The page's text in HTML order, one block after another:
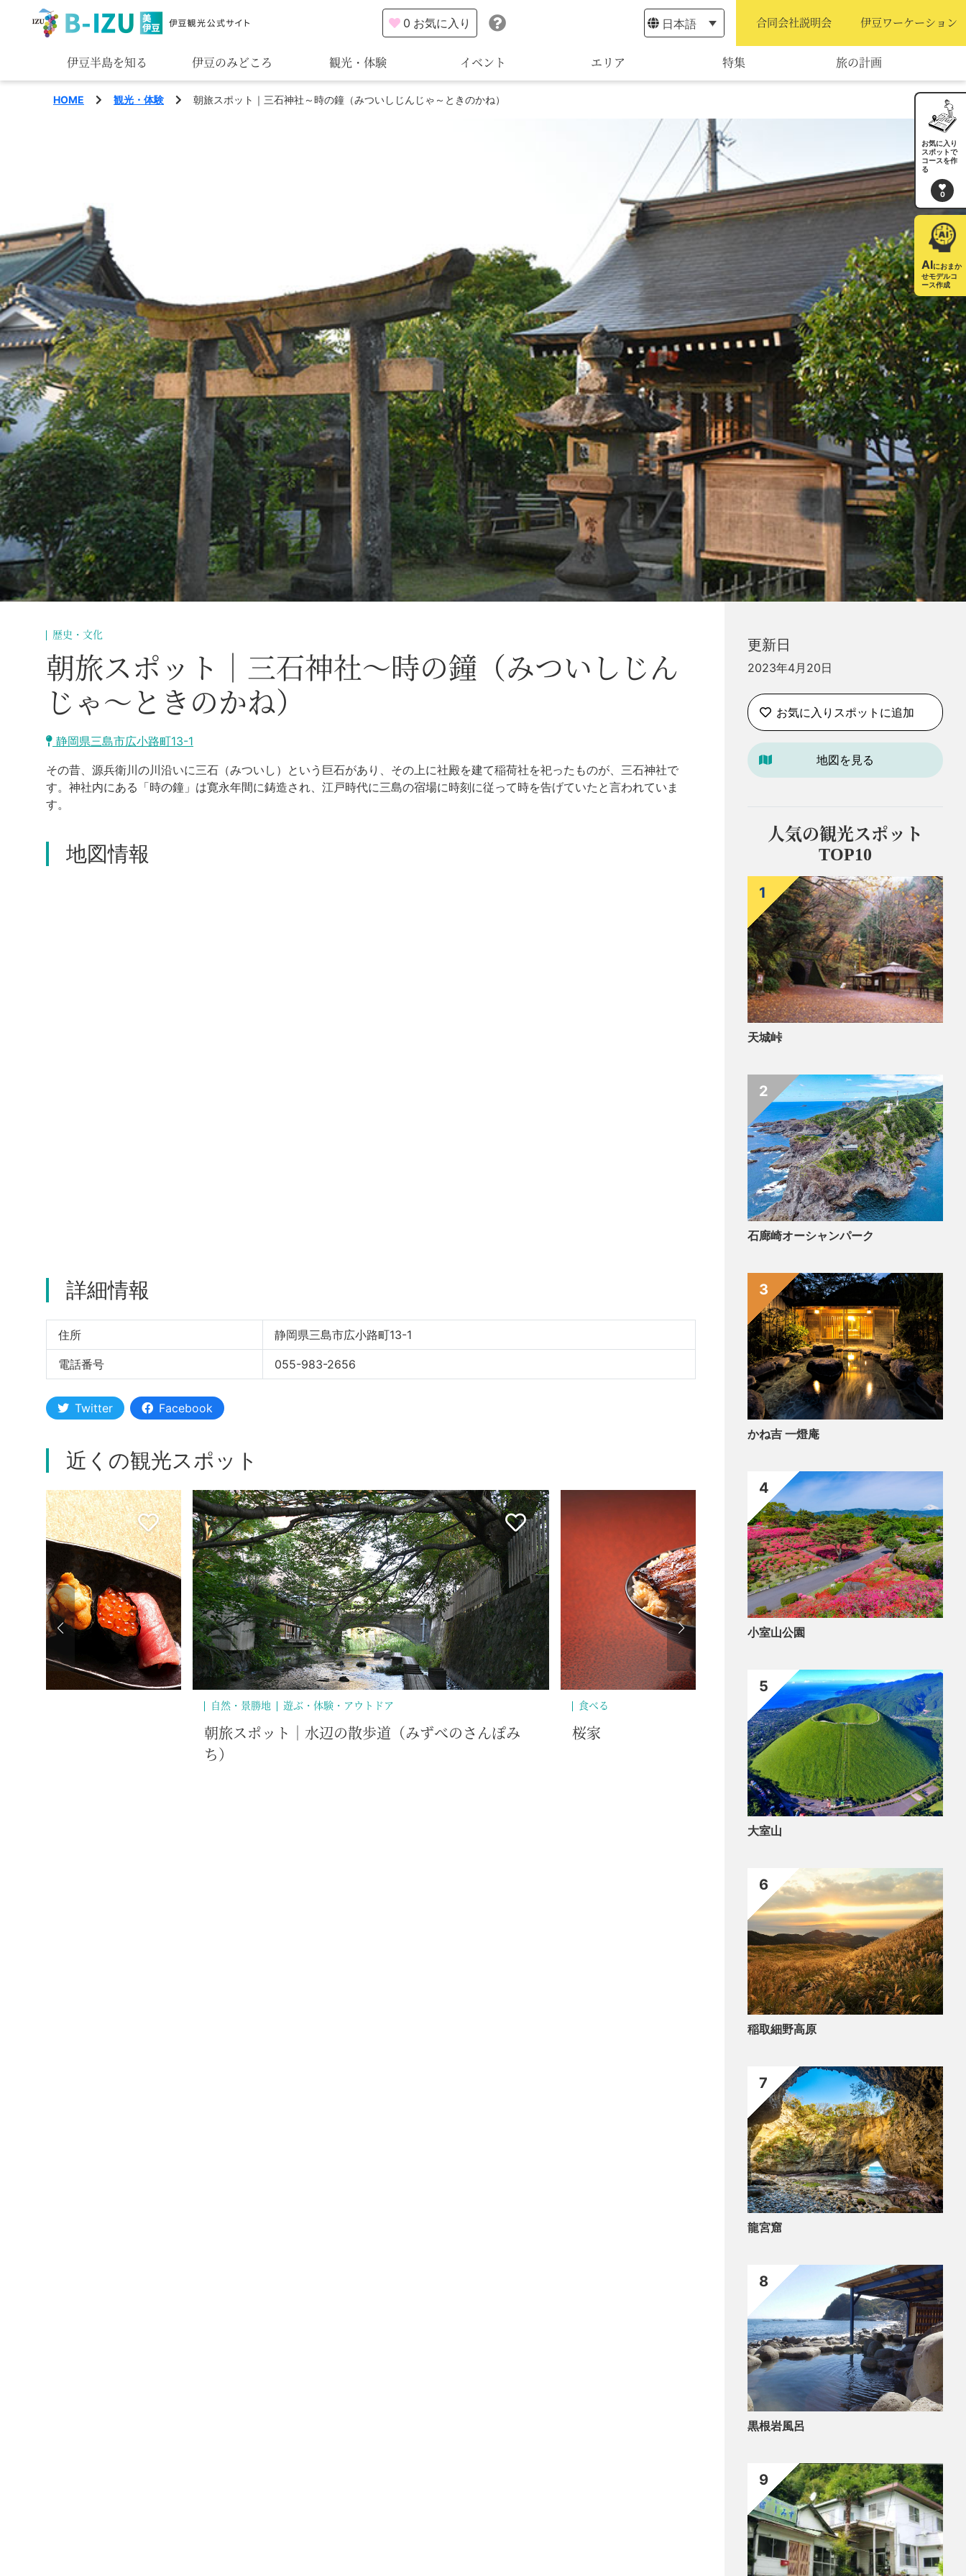
伊豆半島を知る 伊豆のみどころ
みる
観光・体験 イベント エリア 特集 旅の計画
旅程作成
AIルートプランナー
アクセス
日本語 合同会社説明会 伊豆ワーケーション
0 お気に入り
HOME 観光・体験 朝旅スポット｜三石神社～時の鐘（みついしじんじゃ～ときのかね）
歴史・文化
朝旅スポット｜三石神社～時の鐘（みついしじん
じゃ～ときのかね）
静岡県三島市広小路町13-1
その昔、源兵衛川の川沿いに三石（みついし）という巨石があり、その上に社殿を建て稲荷社を祀ったものが、三石神社で
す。神社内にある「時の鐘」は寛永年間に鋳造され、江戸時代に三島の宿場に時刻に従って時を告げていたと言われていま
す。
地図情報
詳細情報
住所 静岡県三島市広小路町13-1
電話番号 055-983-2656
Twitter Facebook
近くの観光スポット
自然・景勝地 遊ぶ・体験・アウトドア
朝旅スポット｜水辺の散歩道（みずべのさんぽみ
ち）
食べる
桜家
更新日
2023年4月20日
お気に入りスポットに追加
地図を見る
人気の観光スポット
TOP10
天城峠
1
石廊崎オーシャンパーク
2
かね吉 一燈庵
3
小室山公園
4
大室山
5
稲取細野高原
6
龍宮窟
7
黒根岩風呂
8
9
お気に入り
スポットで
コースを作
る
0
AIにおまか
せモデルコ
ース作成